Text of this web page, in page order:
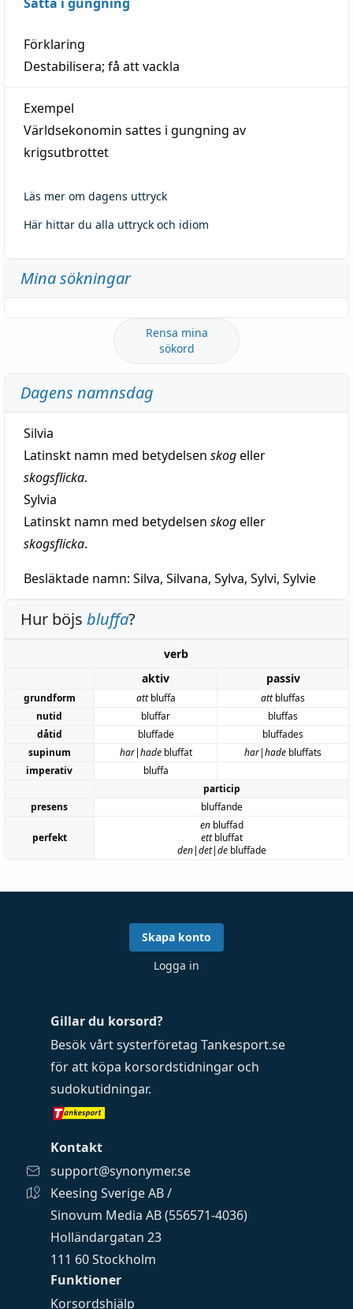
Förklaring
Destabilisera; få att vackla
Exempel
Världsekonomin sattes i gungning av
krigsutbrottet
Läs mer om dagens uttryck
Här hittar du alla uttryck och idiom
Mina sökningar
Rensa mina
sökord
Dagens namnsdag
Silvia
Latinskt namn med betydelsen skogeller
skogsflicka.
Sylvia
Latinskt namn med betydelsen skogeller
skogsflicka.
Besläktade namn: Silva, Silvana, Sylva, Sylvi, Sylvie
Hur böjs bluffa?
verb
aktiv
passiv
grundform attbluffa attbluffas
nutid
bluffar
bluffas
dåtid
bluffade
bluffades
supinum
har|hadebluffat har|hade bluffats
imperativ
bluffa
particip
presens
bluffande
perfekt
enbluffad
ettbluffat
den|det|debluffade
Funktioner
Korsordshjälp
Gillar du korsord?
Besök vårt systerföretag Tankesport.se
för att köpa korsordstidningar och
sudokutidningar.
Kontakt
support@synonymer.se
Keesing Sverige AB /
Sinovum Media AB (556571-4036)
Holländargatan 23
111 60 Stockholm
Skapa konto
Logga in